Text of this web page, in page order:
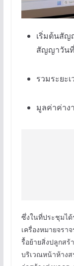
เริ่มต้นสัญ
สัญญาวันที่
รวมระยะ
มูลค่าค่าง
ซึ่งในที่ประชุมไ
เครื่องหมายจรา
รื้อย้ายสิ่งปลูกสร้
บริเวณหน้าห้างส